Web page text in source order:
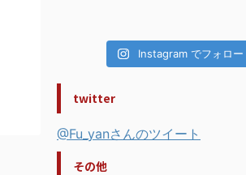
Instagram でフォロー
twitter
@Fu_yanさんのツイート
その他